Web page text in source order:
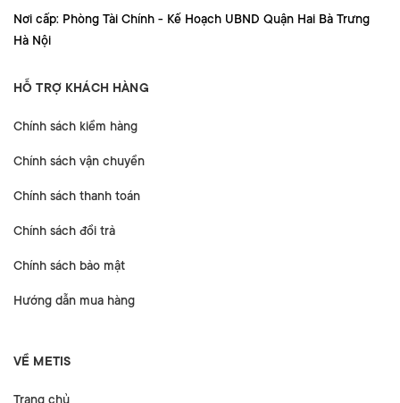
Nơi cấp: Phòng Tài Chính - Kế Hoạch UBND Quận Hai Bà Trưng
Hà Nội
HỖ TRỢ KHÁCH HÀNG
Chính sách kiểm hàng
Chính sách vận chuyển
Chính sách thanh toán
Chính sách đổi trả
Chính sách bảo mật
Hướng dẫn mua hàng
VỀ METIS
Trang chủ